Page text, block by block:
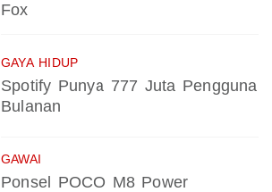
Fox
GAYA HIDUP
Spotify Punya 777 Juta Pengguna
Bulanan
GAWAI
Ponsel POCO M8 Power